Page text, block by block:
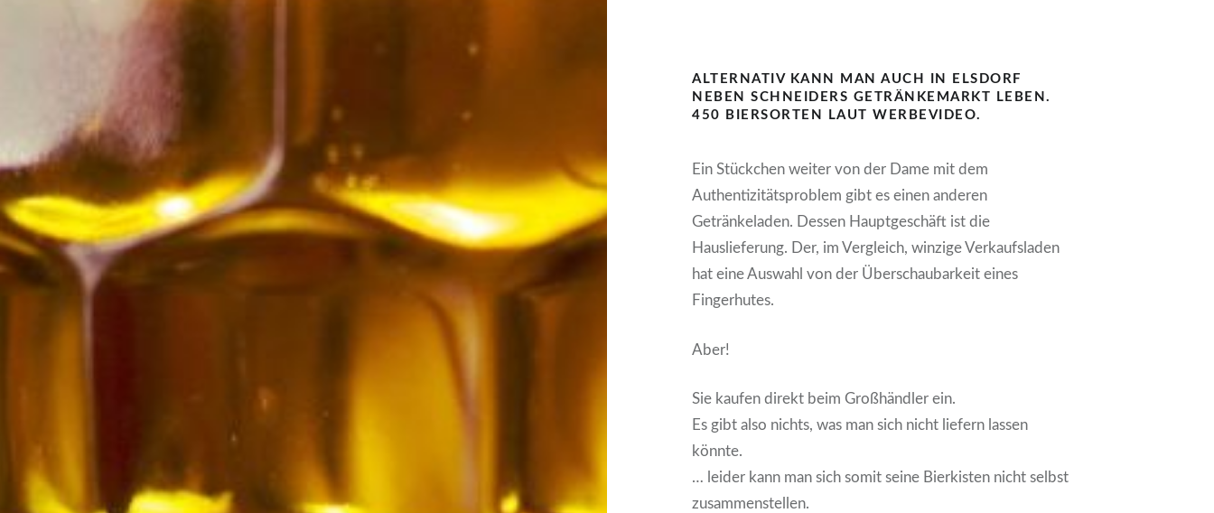
ALTERNATIV KANN MAN AUCH IN ELSDORF
NEBEN SCHNEIDERS GETRÄNKEMARKT LEBEN.
450 BIERSORTEN LAUT WERBEVIDEO.
Ein Stückchen weiter von der Dame mit dem
Authentizitätsproblem gibt es einen anderen
Getränkeladen. Dessen Hauptgeschäft ist die
Hauslieferung. Der, im Vergleich, winzige Verkaufsladen
hat eine Auswahl von der Überschaubarkeit eines
Fingerhutes.
Aber!
Sie kaufen direkt beim Großhändler ein.
Es gibt also nichts, was man sich nicht liefern lassen
könnte.
… leider kann man sich somit seine Bierkisten nicht selbst
zusammenstellen.